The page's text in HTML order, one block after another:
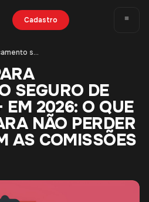
Cadastro
Checklist para lançamento seguro de tráfego 18+ em 2026: o que verificar para não perder a conta nem as comissões
SEGURO DE
EM 2026: O QUE
NÃO PERDER
AS COMISSÕES